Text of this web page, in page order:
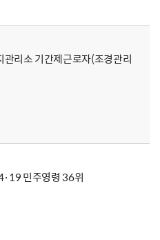
리소 기간제근로자(조경관리
민주영령 36위